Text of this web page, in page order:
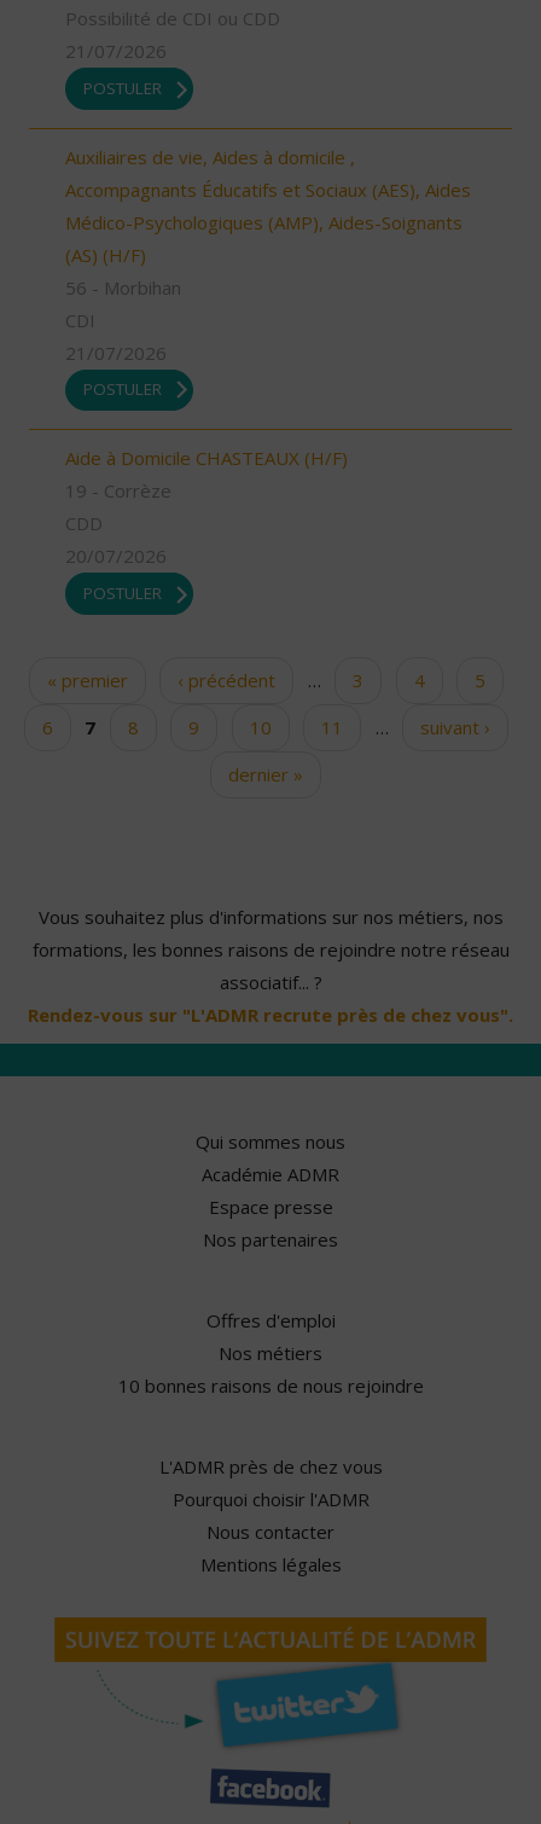
Possibilité de CDI ou CDD
21/07/2026
POSTULER
Auxiliaires de vie, Aides à domicile ,
Accompagnants Éducatifs et Sociaux (AES), Aides
Médico-Psychologiques (AMP), Aides-Soignants
(AS) (H/F)
56 - Morbihan
CDI
21/07/2026
POSTULER
Aide à Domicile CHASTEAUX (H/F)
19 - Corrèze
CDD
20/07/2026
POSTULER
Pages« premier ‹ précédent … 3 4
5
6
7 8 9 10 11 …
suivant ›
dernier »
Vous souhaitez plus d'informations sur nos métiers, nos
formations, les bonnes raisons de rejoindre notre réseau
associatif... ?
Rendez-vous sur "L'ADMR recrute près de chez vous".
Qui sommes nous
Académie ADMR
Espace presse
Nos partenaires
Offres d'emploi
Nos métiers
10 bonnes raisons de nous rejoindre
L'ADMR près de chez vous
Pourquoi choisir l'ADMR
Nous contacter
Mentions légales